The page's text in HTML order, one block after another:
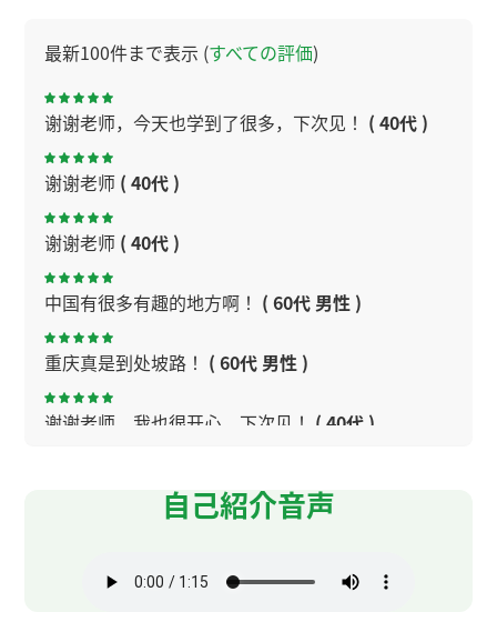
最新100件まで表示 (すべての評価)
谢谢老师，今天也学到了很多，下次见！ ( 40代 )
谢谢老师 ( 40代 )
谢谢老师 ( 40代 )
中国有很多有趣的地方啊！ ( 60代 男性 )
重庆真是到处坡路！ ( 60代 男性 )
谢谢老师，我也很开心，下次见！ ( 40代 )
自己紹介音声